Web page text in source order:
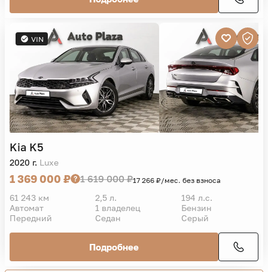
53 164 км 2,5 л.
194 л.с.
1 владелец
Бензин
Передний
Седан Синий
Подробнее
VIN
Kia
1 369 000 ₽ 1 619 000 ₽